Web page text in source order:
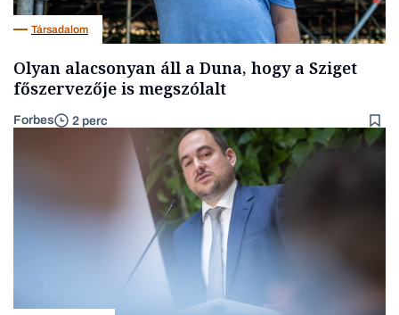
Társadalom
Olyan alacsonyan áll a Duna, hogy a Sziget
főszervezője is megszólalt
Forbes 2 perc